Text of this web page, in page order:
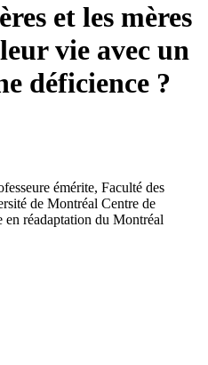
et les mères
vie avec un
déficience ?
émérite, Faculté des
de Montréal Centre de
réadaptation du Montréal